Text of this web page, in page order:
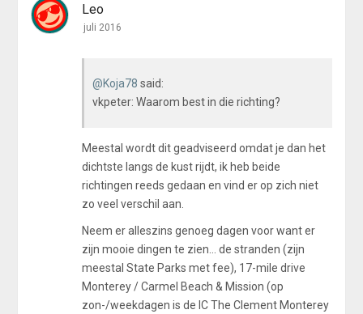
Leo
juli 2016
@Koja78 said:
vkpeter: Waarom best in die richting?
Meestal wordt dit geadviseerd omdat je dan het
dichtste langs de kust rijdt, ik heb beide
richtingen reeds gedaan en vind er op zich niet
zo veel verschil aan.
Neem er alleszins genoeg dagen voor want er
zijn mooie dingen te zien... de stranden (zijn
meestal State Parks met fee), 17-mile drive
Monterey / Carmel Beach & Mission (op
zon-/weekdagen is de IC The Clement Monterey